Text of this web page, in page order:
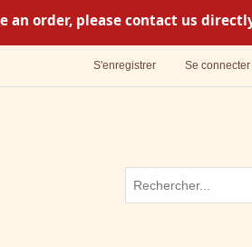
order, please contact us
S'enregistrer Se connecter